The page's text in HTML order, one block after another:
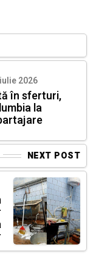
2026
în sferturi,
la
NEXT POST